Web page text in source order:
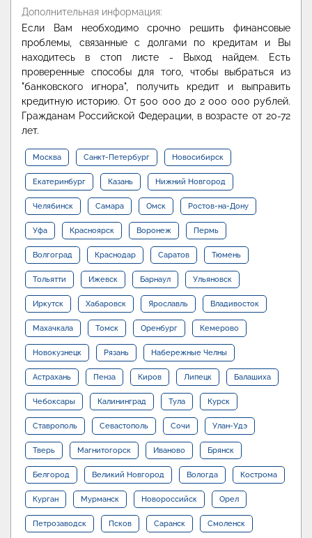
Дополнительная информация:
Если Вам необходимо срочно решить финансовые
проблемы, связанные с долгами по кредитам и Вы
находитесь в стоп листе - Выход найдем. Есть
проверенные способы для того, чтобы выбраться из
"банковского игнора", получить кредит и выправить
кредитную историю. От 500 000 до 2 000 000 рублей.
Гражданам Российской Федерации, в возрасте от 20-72
лет.
Москва Санкт-Петербург Новосибирск
Екатеринбург Казань Нижний Новгород
Челябинск Самара Омск Ростов-на-Дону
Уфа Красноярск Воронеж Пермь
Волгоград Краснодар Саратов Тюмень
Тольятти Ижевск Барнаул Ульяновск
Иркутск Хабаровск Ярославль Владивосток
Махачкала Томск Оренбург Кемерово
Новокузнецк Рязань Набережные Челны
Астрахань Пенза Киров Липецк Балашиха
Чебоксары Калининград Тула Курск
Ставрополь Севастополь Сочи Улан-Удэ
Тверь Магнитогорск Иваново Брянск
Белгород Великий Новгород Вологда Кострома
Курган Мурманск Новороссийск Орел
Петрозаводск Псков Саранск Смоленск